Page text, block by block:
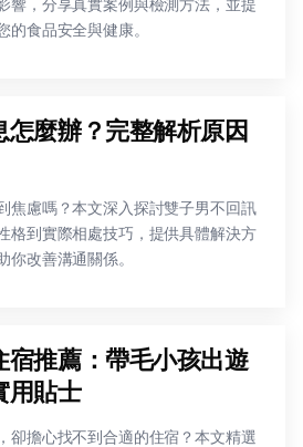
響，分享真實案例與檢測方法，並提
的食品安全與健康。
怎麼辦？完整解析原因
焦慮嗎？本文深入探討雙子男不回訊
格到實際相處技巧，提供具體解決方
你改善溝通關係。
宿推薦：帶毛小孩出遊
用貼士
卻擔心找不到合適的住宿？本文精選